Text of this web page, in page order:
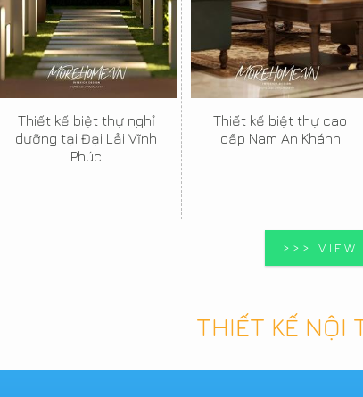
Thiết kế biệt thự nghỉ
dưỡng tại Đại Lải Vĩnh
Phúc
Thiết kế biệt thự cao
cấp Nam An Khánh
>>> VIEW
THIẾT KẾ NỘI